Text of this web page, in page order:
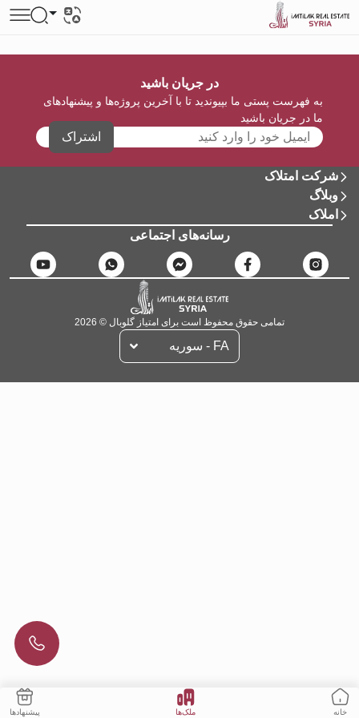
خانه ملک‌ها پیشنهادها
در جریان باشید
به فهرست پستی ما بپیوندید تا با آخرین پروژه‌ها و پیشنهادهای
ما در جریان باشید
اشتراک
شرکت امتلاک
وبلاگ
املاک
رسانه‌های اجتماعی
تمامی حقوق محفوظ است برای امتیاز گلوبال © 2026
FA - سوریه